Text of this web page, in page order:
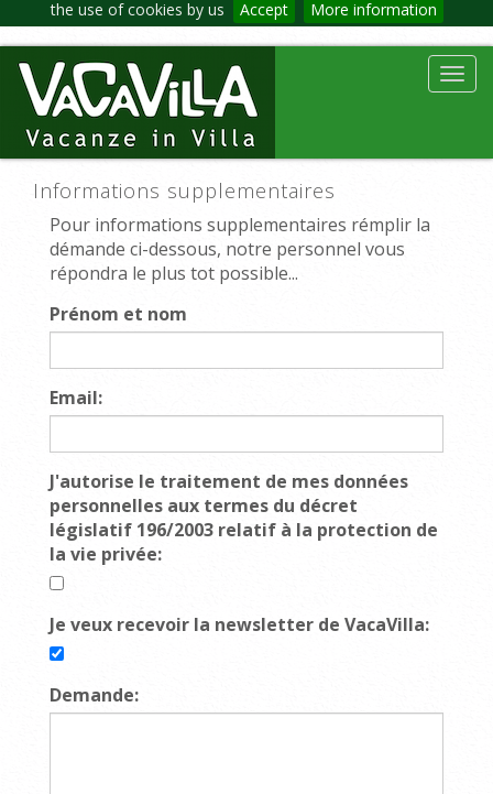
the use of cookies by us Accept More information
Informations supplementaires
Pour informations supplementaires rémplir la
démande ci-dessous, notre personnel vous
répondra le plus tot possible...
Prénom et nom
Email:
J'autorise le traitement de mes données
personnelles aux termes du décret
législatif 196/2003 relatif à la protection de
la vie privée:
Je veux recevoir la newsletter de VacaVilla:
Demande: